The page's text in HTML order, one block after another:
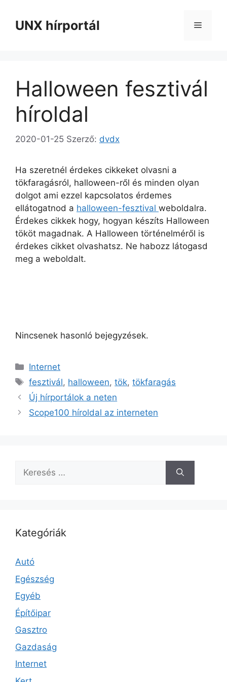
tartalomba
UNX hírportál Menü
Halloween fesztivál
híroldal
2020-01-25 Szerző: dvdx
Ha szeretnél érdekes cikkeket olvasni a
tökfaragásról, halloween-ről és minden olyan
dolgot ami ezzel kapcsolatos érdemes
ellátogatnod a halloween-fesztival weboldalra.
Érdekes cikkek hogy, hogyan készíts Halloween
tököt magadnak. A Halloween történelméről is
érdekes cikket olvashatsz. Ne habozz látogasd
meg a weboldalt.
Nincsenek hasonló bejegyzések.
Kategória
Internet
Címkék
fesztivál, halloween,tök,tökfaragás
Új hírportálok a neten
Scope100 híroldal az interneten
Keresés:
Kategóriák
Autó
Egészség
Egyéb
Építőipar
Gasztro
Gazdaság
Internet